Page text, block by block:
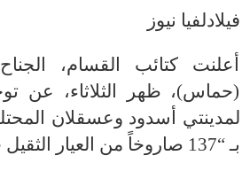
فيلادلفيا نيوز
أعلنت كتائب القسام،
(حماس)، ظهر الثلاثاء، عن
لمدينتي أسدود وعسقلان
بـ “137 صاروخاً من العيار الثقيل خلال 5 دقائق”.